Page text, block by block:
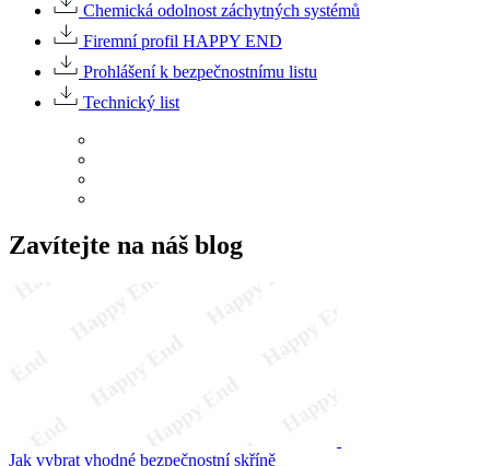
Chemická odolnost záchytných systémů
Firemní profil HAPPY END
Prohlášení k bezpečnostnímu listu
Technický list
Zavítejte na náš blog
Jak vybrat vhodné bezpečnostní skříně